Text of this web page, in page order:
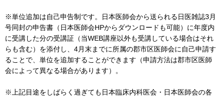
※単位追加は自己申告制です。日本医師会から送られる日医雑誌3月
号同封の申告書（日本医師会HPからダウンロードも可能）に年度内
に受講した分の受講証（当WEB講座以外も受講している場合はそれ
らも含む）を添付し、4月末までに所属の郡市区医師会に自己申請す
ることで、単位を追加することができます（申請方法は郡市区医師
会によって異なる場合があります）。
※上記目途をしばらく過ぎても日本臨床内科医会・日本医師会の各